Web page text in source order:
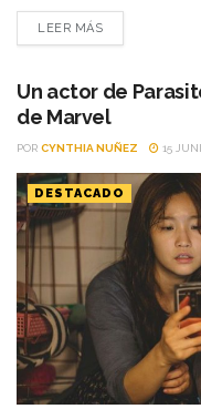
meses. En esta
Parasite, Matilda, Men
en...
LEER MÁS
Un actor de
de Marvel
POR CYNTHIA NUÑEZ 15
DESTACADO